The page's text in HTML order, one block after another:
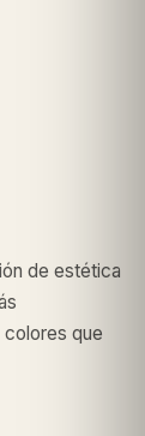
de estética
que